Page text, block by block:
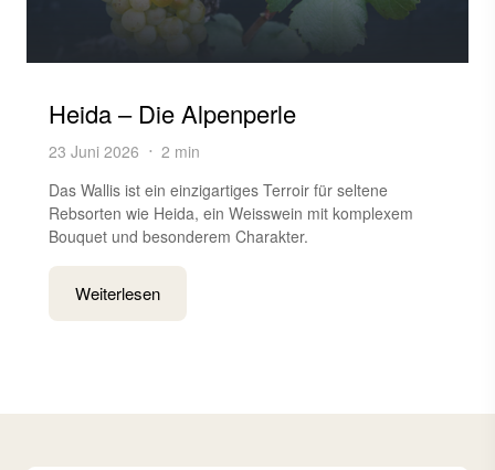
Heida – Die Alpenperle
23 Juni 2026
2 min
Das Wallis ist ein einzigartiges Terroir für seltene
Rebsorten wie Heida, ein Weisswein mit komplexem
Bouquet und besonderem Charakter.
Weiterlesen